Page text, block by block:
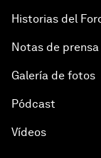
Historias del
Notas de prensa
Galería de fotos
Pódcast
Vídeos